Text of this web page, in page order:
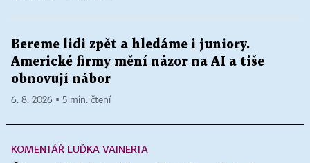
Bereme lidi zpět a hledáme i juniory.
Americké firmy mění názor na AI a tiše
obnovují nábor
6. 8. 2026 ▪ 5 min. čtení
KOMENTÁŘ LUĎKA VAINERTA